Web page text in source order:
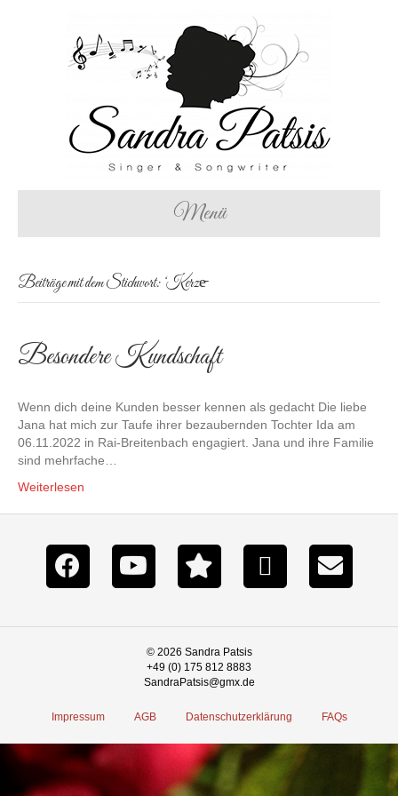
Menü
Beiträge mit dem Stichwort: ‘Kerze̵
Besondere Kundschaft
Wenn dich deine Kunden besser kennen als gedacht Die liebe
Jana hat mich zur Taufe ihrer bezaubernden Tochter Ida am
06.11.2022 in Rai-Breitenbach engagiert. Jana und ihre Familie
sind mehrfache…
Weiterlesen
© 2026 Sandra Patsis
+49 (0) 175 812 8883
SandraPatsis@gmx.de
Impressum AGB Datenschutzerklärung FAQs